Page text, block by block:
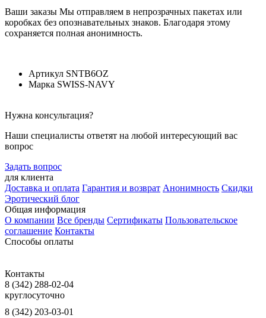
Ваши заказы Мы отправляем в непрозрачных пакетах или
коробках без опознавательных знаков. Благодаря этому
сохраняется полная анонимность.
Артикул SNTB6OZ
Марка SWISS-NAVY
Нужна консультация?
Наши специалисты ответят на любой интересующий вас
вопрос
Задать вопрос
для клиента
Доставка и оплата Гарантия и возврат Анонимность Скидки
Эротический блог
Общая информация
О компании Все бренды Сертификаты Пользовательское
соглашение Контакты
Способы оплаты
Контакты
8 (342) 288-02-04
круглосуточно
8 (342) 203-03-01